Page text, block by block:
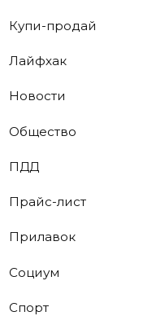
Купи-продай
Лайфхак
Новости
Общество
ПДД
Прайс-лист
Прилавок
Социум
Спорт